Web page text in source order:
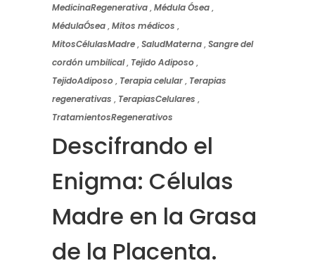
MedicinaRegenerativa,Médula Ósea,
MédulaÓsea,Mitos médicos ,
MitosCélulasMadre,SaludMaterna,Sangre del
cordón umbilical, Tejido Adiposo,
TejidoAdiposo, Terapia celular, Terapias
regenerativas , TerapiasCelulares ,
TratamientosRegenerativos
Descifrando el
Enigma: Células
Madre en la Grasa
de la Placenta.